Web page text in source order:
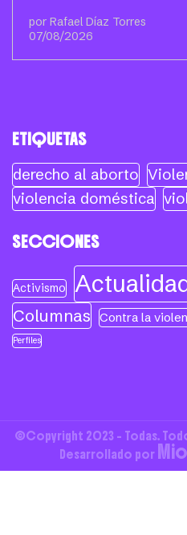
por Rafael Díaz Torres
07/08/2026
ETIQUETAS
derecho al aborto
violencia doméstica
SECCIONES
Activismo
Columnas Contra la
Perfiles
©Copyright 2023 - Todas.
Desarrollado por